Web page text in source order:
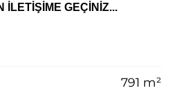
İLETİŞİME GEÇİNİZ...
791 m²